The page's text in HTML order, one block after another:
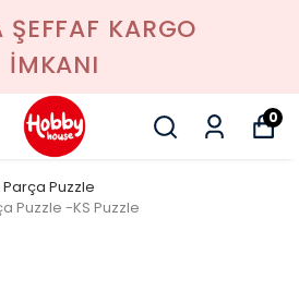
ŞEFFAF KARGO
İMKANI
0
Parça Puzzle
Puzzle -KS Puzzle